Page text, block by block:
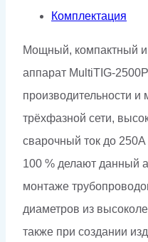
Комплектация
Мощный, компактный
аппарат MultiTIG-
производительности и
трёхфазной сети,
сварочный ток до
100 % делают данный
монтаже
диаметров из
также при создании